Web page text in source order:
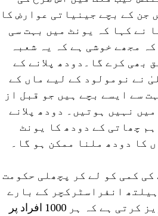
جن کے بچے جینیاتی عوارض کا
نے کہا کہ یونٹ میں بہت سی
مجھے خوشی ہے کہ یہ شعبہ
بھی کرے گا۔دودھ پلانے کے
نے نومولود کے لیے ماں کے
سے ایسے بچے ہیں جو قبل از
نہیں ہوتیں۔ دودھ پلانے
چھاتی کے دودھ کا یونٹ
کا دودھ ملنا ممکن ہو گا۔
کمی کو لے کر پچھلی حکومت
انفراسٹرکچر کے بارے
میں بہت شور مچاتی تھی۔ ورلڈ ہیلتھ آرگنائزیشن تجویز کرتی ہے کہ ہر 1000 افراد پر